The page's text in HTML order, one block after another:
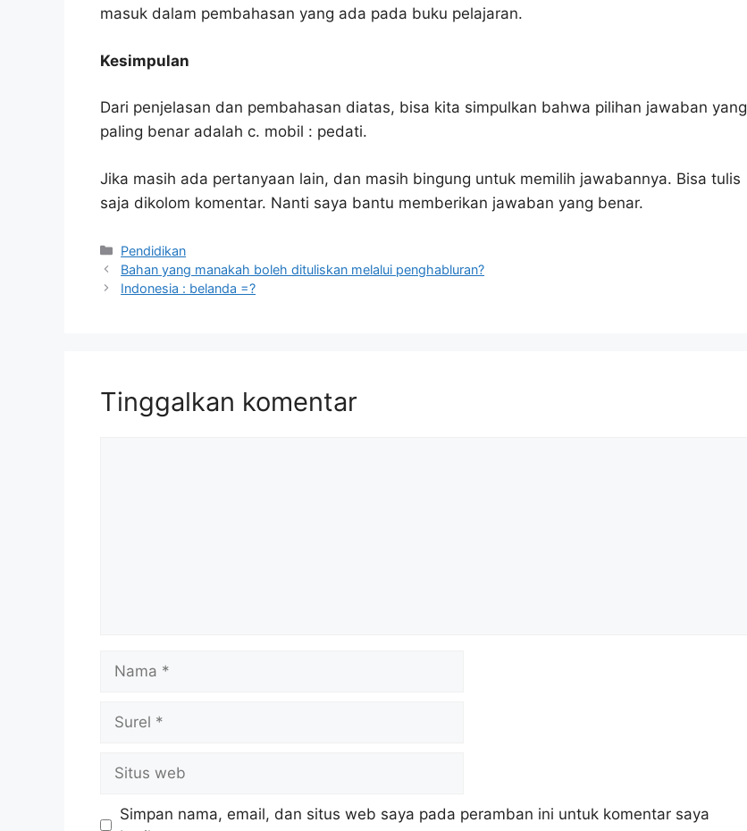
masuk dalam pembahasan yang ada pada buku pelajaran.
Kesimpulan
Dari penjelasan dan pembahasan diatas, bisa kita simpulkan bahwa pilihan jawaban yang
paling benar adalah c. mobil : pedati.
Jika masih ada pertanyaan lain, dan masih bingung untuk memilih jawabannya. Bisa tulis
saja dikolom komentar. Nanti saya bantu memberikan jawaban yang benar.
Kategori
Pendidikan
Bahan yang manakah boleh dituliskan melalui penghabluran?
Indonesia : belanda =?
Tinggalkan komentar
web
Simpan nama, email, dan situs web saya pada peramban ini untuk komentar saya